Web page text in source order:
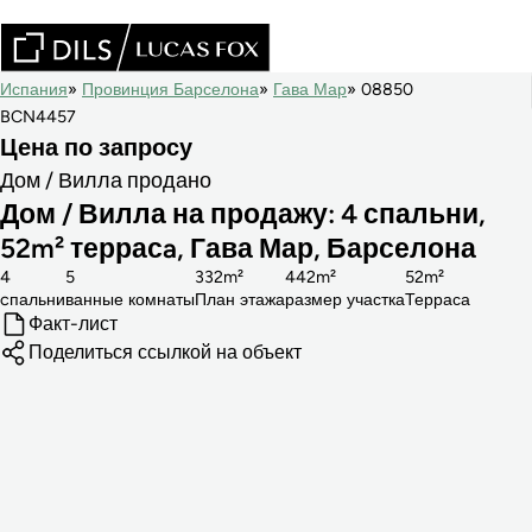
Испания Провинция Барселона Гава Мар
08850
BCN4457
Цена по запросу
Дом / Вилла продано
Дом / Вилла на продажу: 4 спальни,
52m² террасa, Гава Мар, Барселона
cпальни
4
ванные комнаты
5
План этажа
332m²
размер участка
442m²
Терраса
52m²
Факт-лист
Поделиться ссылкой на объект